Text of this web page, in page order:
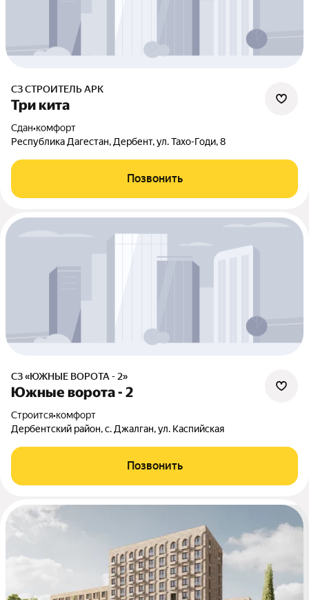
СЗ СТРОИТЕЛЬ АРК
Три кита
Сдан•комфорт
Республика Дагестан, Дербент, ул. Тахо-Годи, 8
Позвонить
СЗ «ЮЖНЫЕ ВОРОТА - 2»
Южные ворота - 2
Строится•комфорт
Дербентский район, с. Джалган, ул. Каспийская
Позвонить